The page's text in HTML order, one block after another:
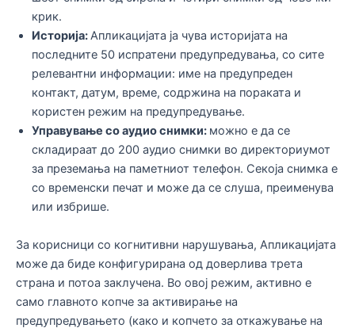
крик.
Историја:Апликацијата ја чува историјата на
последните 50 испратени предупредувања, со сите
релевантни информации: име на предупреден
контакт, датум, време, содржина на пораката и
користен режим на предупредување.
Управување со аудио снимки: можно е да се
складираат до 200 аудио снимки во директориумот
за преземања на паметниот телефон. Секоја снимка е
со временски печат и може да се слуша, преименува
или избрише.
За корисници со когнитивни нарушувања, Апликацијата
може да биде конфигурирана од доверлива трета
страна и потоа заклучена. Во овој режим, активно е
само главното копче за активирање на
предупредувањето (како и копчето за откажување на